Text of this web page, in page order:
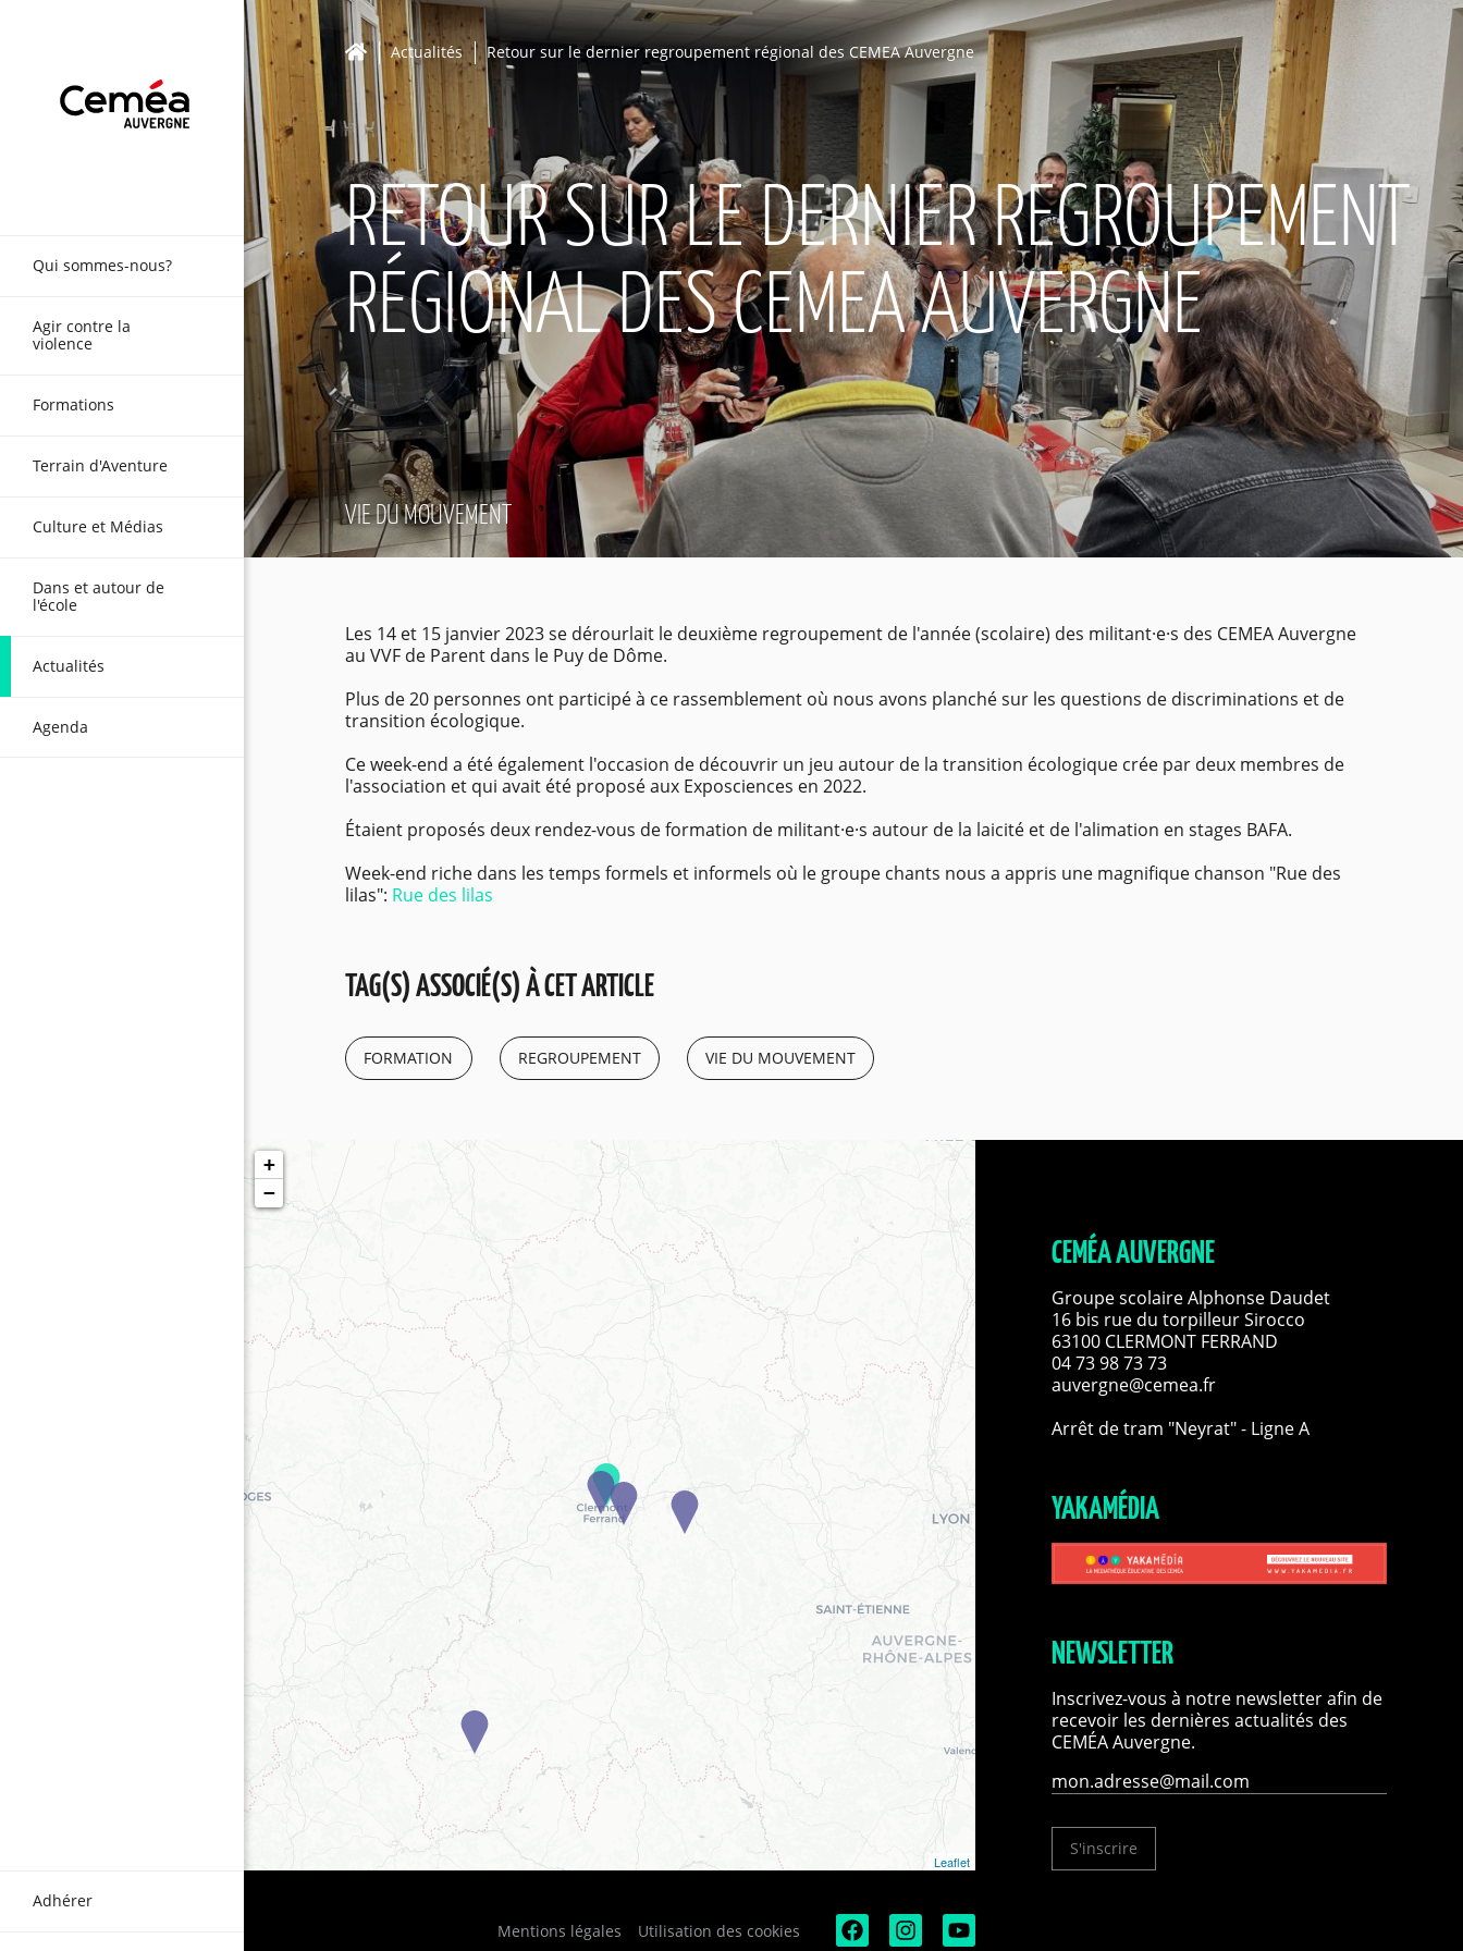
Actualités Retour sur le dernier regroupement régional des CEMEA Auvergne
RETOUR SUR LE DERNIER REGROUPEMENT
RÉGIONAL DES CEMEA AUVERGNE
VIE DU MOUVEMENT
Les 14 et 15 janvier 2023 se dérourlait le deuxième regroupement de l'année (scolaire) des militant·e·s des CEMEA Auvergne
au VVF de Parent dans le Puy de Dôme.
Plus de 20 personnes ont participé à ce rassemblement où nous avons planché sur les questions de discriminations et de
transition écologique.
Ce week-end a été également l'occasion de découvrir un jeu autour de la transition écologique crée par deux membres de
l'association et qui avait été proposé aux Exposciences en 2022.
Étaient proposés deux rendez-vous de formation de militant·e·s autour de la laicité et de l'alimation en stages BAFA.
Week-end riche dans les temps formels et informels où le groupe chants nous a appris une magnifique chanson "Rue des
lilas": Rue des lilas
TAG(S) ASSOCIÉ(S) À CET ARTICLE
FORMATION REGROUPEMENT VIE DU MOUVEMENT
+
−
Leaflet
CEMÉA AUVERGNE
Groupe scolaire Alphonse Daudet
16 bis rue du torpilleur Sirocco
63100 CLERMONT FERRAND
04 73 98 73 73
auvergne@cemea.fr
Arrêt de tram "Neyrat" - Ligne A
YAKAMÉDIA
NEWSLETTER
Inscrivez-vous à notre newsletter afin de
recevoir les dernières actualités des
CEMÉA Auvergne.
S'inscrire
Mentions légales Utilisation des cookies
Qui sommes-nous?
Agir contre la
violence
Formations
Terrain d'Aventure
Culture et Médias
Dans et autour de
l'école
Actualités
Agenda
Adhérer